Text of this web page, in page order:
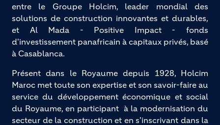
entre le Groupe Holcim, leader mondial des
solutions de construction innovantes et durables,
et Al Mada - Positive Impact - fonds
d'investissement panafricain à capitaux privés, basé
à Casablanca.
Présent dans le Royaume depuis 1928, Holcim
Maroc met toute son expertise et son savoir-faire au
service du développement économique et social
du Royaume, en participant à la modernisation du
secteur de la construction et en s'inscrivant dans la